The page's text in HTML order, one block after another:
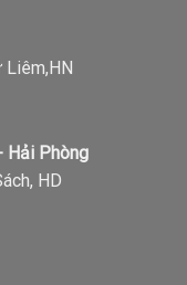
Hải Phòng
HD